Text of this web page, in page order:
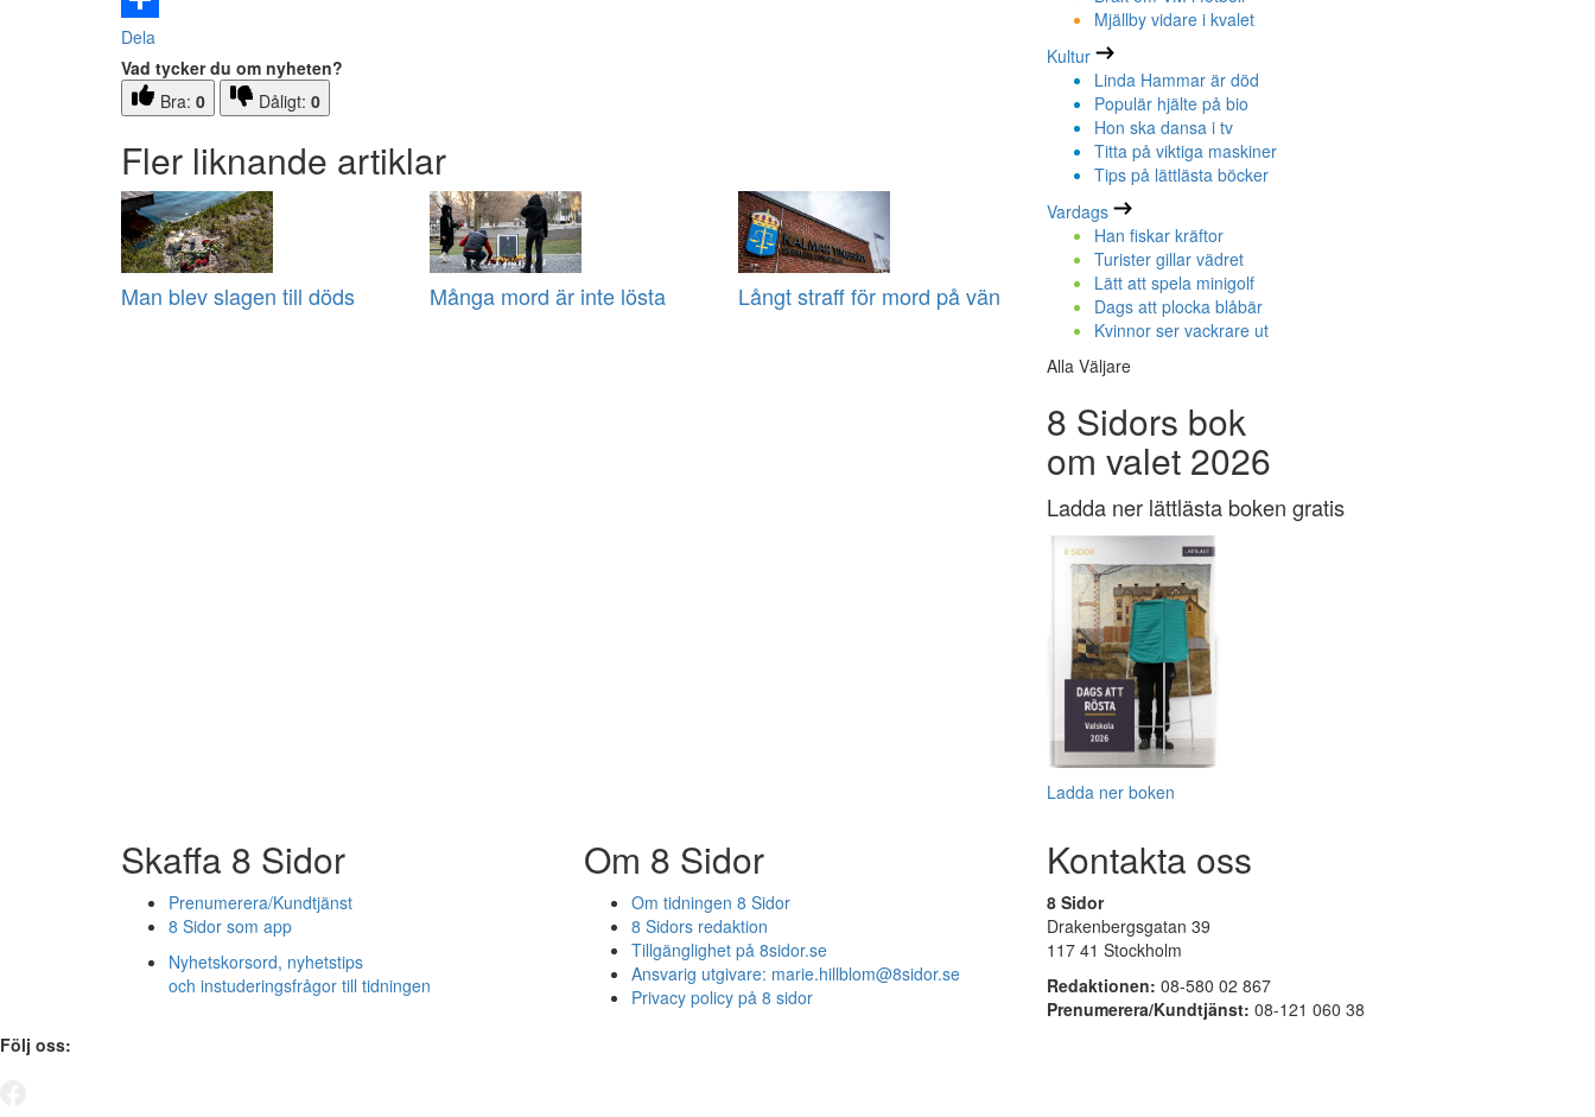
Dela
Vad tycker du om nyheten?
Bra: 0 Dåligt: 0
Fler liknande artiklar
Man blev slagen till döds Många mord är inte lösta Långt straff för mord på vän
Mjällby vidare i kvalet
Kultur
Linda Hammar är död
Populär hjälte på bio
Hon ska dansa i tv
Titta på viktiga maskiner
Tips på lättlästa böcker
Vardags
Han fiskar kräftor
Turister gillar vädret
Lätt att spela minigolf
Dags att plocka blåbär
Kvinnor ser vackrare ut
Alla Väljare
8 Sidors bok
om valet 2026
Ladda ner lättlästa boken gratis
Ladda ner boken
Skaffa 8 Sidor
Prenumerera/Kundtjänst
8 Sidor som app
Nyhetskorsord, nyhetstips
och instuderingsfrågor till tidningen
Om 8 Sidor
Om tidningen 8 Sidor
8 Sidors redaktion
Tillgänglighet på 8sidor.se
Ansvarig utgivare: marie.hillblom@8sidor.se
Privacy policy på 8 sidor
Kontakta oss
8 Sidor
Drakenbergsgatan 39
117 41 Stockholm
Redaktionen: 08-580 02 867
Prenumerera/Kundtjänst: 08-121 060 38
Följ oss: